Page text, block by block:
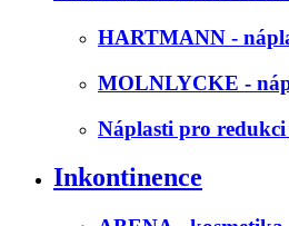
HARTMANN -
MOLNLYCKE -
Náplasti pro
Inkontinence